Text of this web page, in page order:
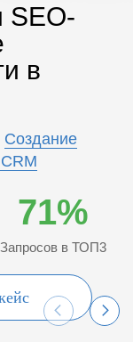
SEO-
в
Создание
71%
Запросов в ТОП3